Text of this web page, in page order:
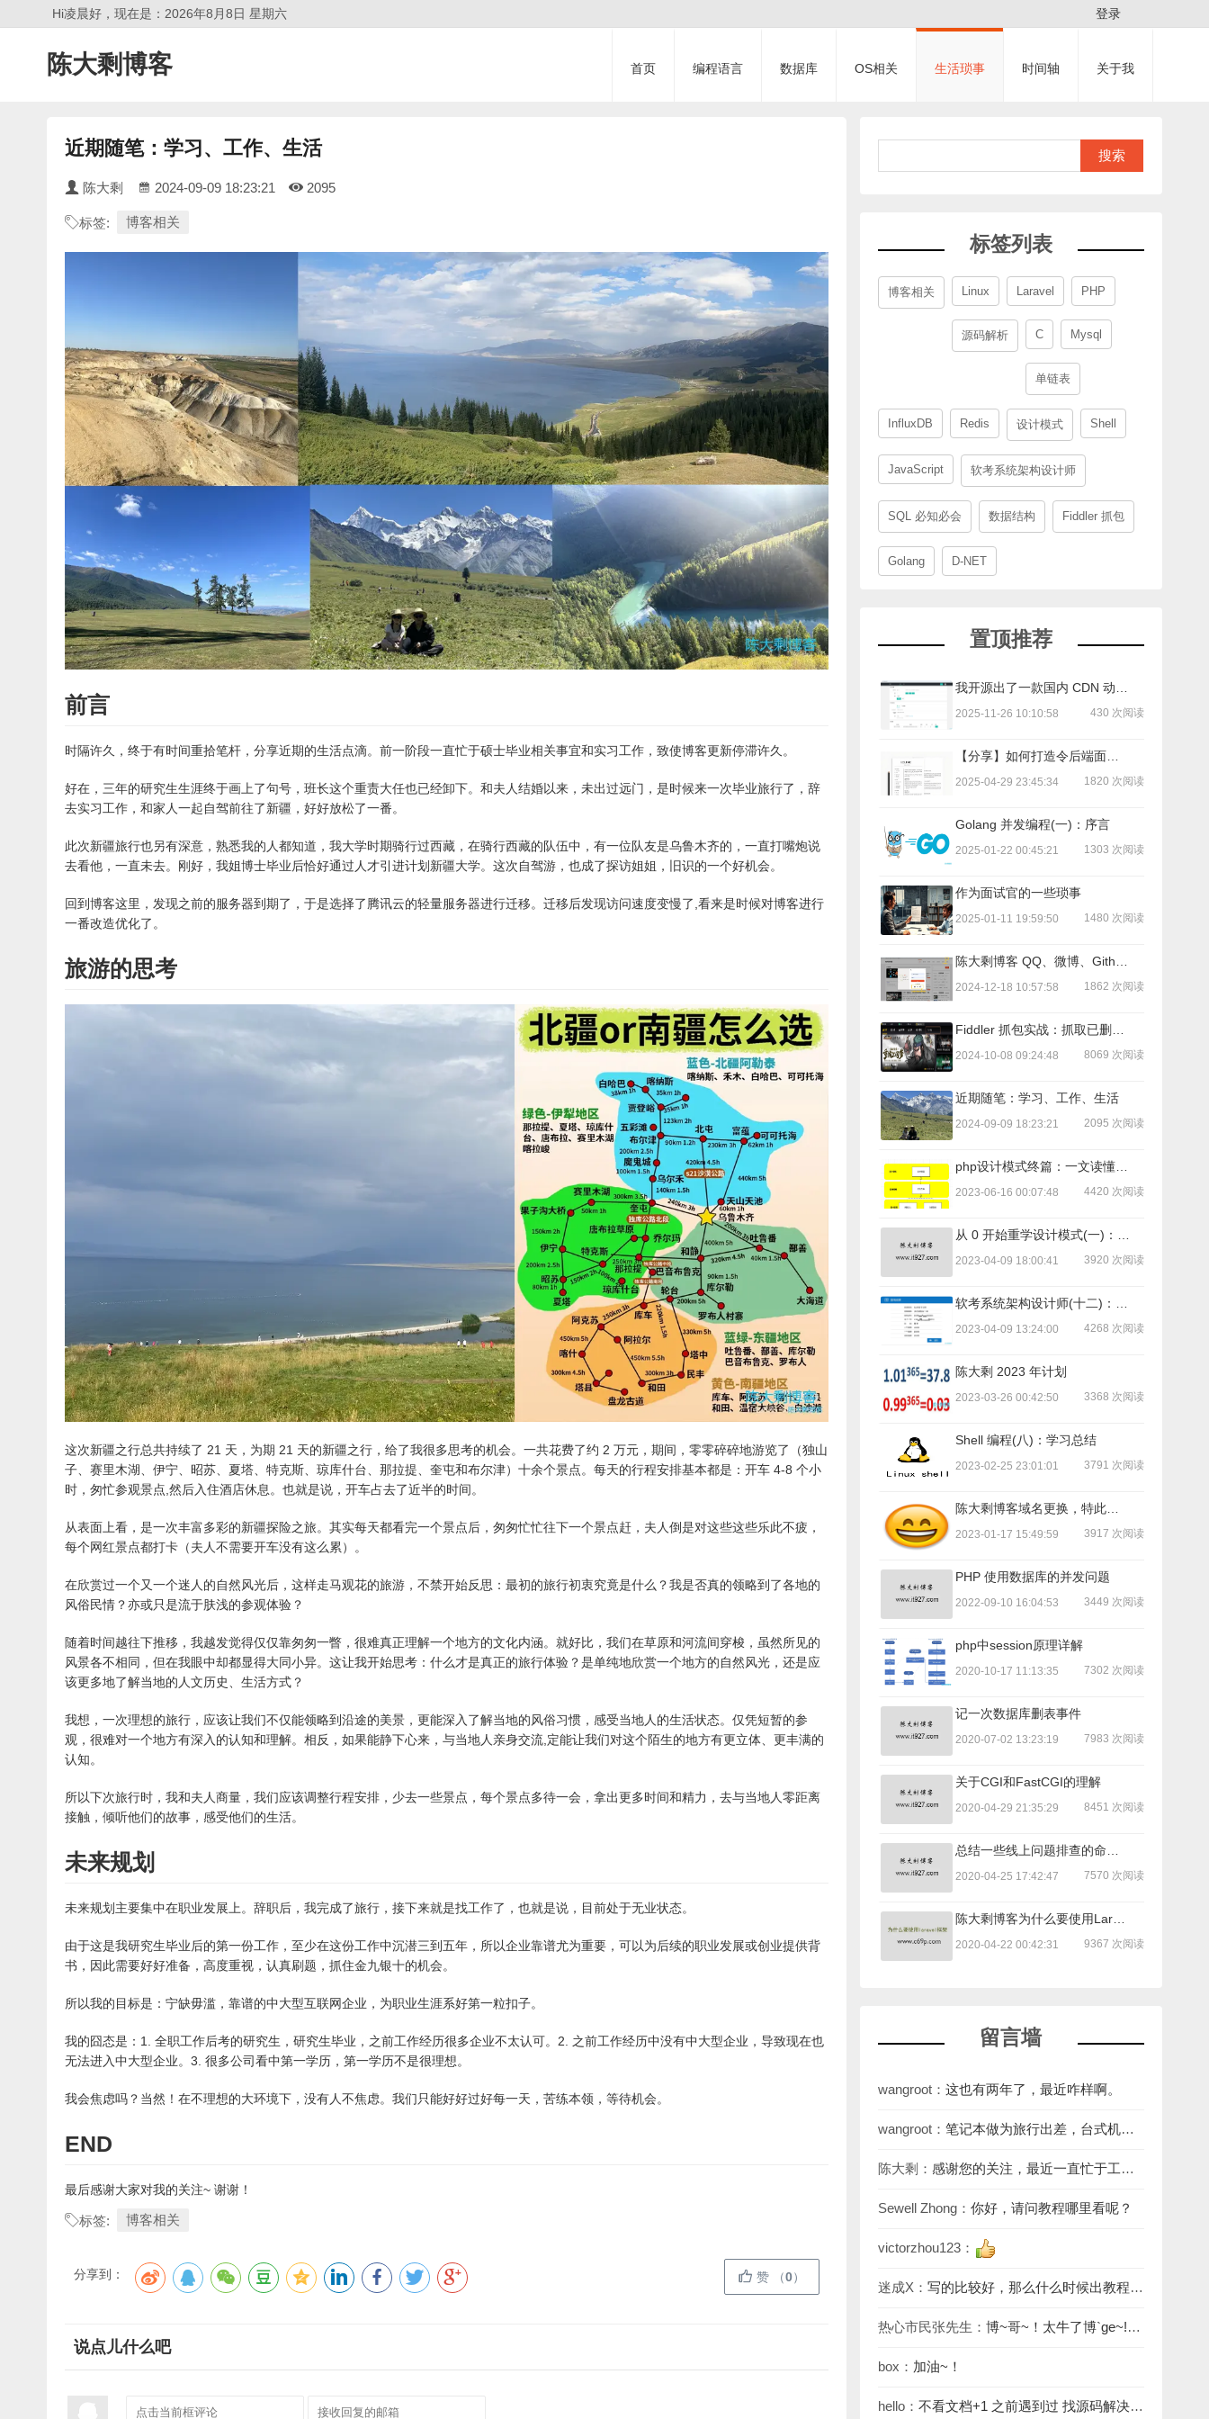
Hi凌晨好，现在是：2026年8月8日 星期六 登录
陈大剩博客 首页 编程语言 数据库 OS相关 生活琐事 时间轴 关于我
近期随笔：学习、工作、生活
陈大剩 2024-09-09 18:23:21 2095
标签: 博客相关
前言
时隔许久，终于有时间重拾笔杆，分享近期的生活点滴。前一阶段一直忙于硕士毕业相关事宜和实习工作，致使博客更新停滞许久。
好在，三年的研究生生涯终于画上了句号，班长这个重责大任也已经卸下。和夫人结婚以来，未出过远门，是时候来一次毕业旅行了，辞
去实习工作，和家人一起自驾前往了新疆，好好放松了一番。
此次新疆旅行也另有深意，熟悉我的人都知道，我大学时期骑行过西藏，在骑行西藏的队伍中，有一位队友是乌鲁木齐的，一直打嘴炮说
去看他，一直未去。刚好，我姐博士毕业后恰好通过人才引进计划新疆大学。这次自驾游，也成了探访姐姐，旧识的一个好机会。
回到博客这里，发现之前的服务器到期了，于是选择了腾讯云的轻量服务器进行迁移。迁移后发现访问速度变慢了,看来是时候对博客进行
一番改造优化了。
旅游的思考
这次新疆之行总共持续了 21 天，为期 21 天的新疆之行，给了我很多思考的机会。一共花费了约 2 万元，期间，零零碎碎地游览了（独山
子、赛里木湖、伊宁、昭苏、夏塔、特克斯、琼库什台、那拉提、奎屯和布尔津）十余个景点。每天的行程安排基本都是：开车 4-8 个小
时，匆忙参观景点,然后入住酒店休息。也就是说，开车占去了近半的时间。
从表面上看，是一次丰富多彩的新疆探险之旅。其实每天都看完一个景点后，匆匆忙忙往下一个景点赶，夫人倒是对这些这些乐此不疲，
每个网红景点都打卡（夫人不需要开车没有这么累）。
在欣赏过一个又一个迷人的自然风光后，这样走马观花的旅游，不禁开始反思：最初的旅行初衷究竟是什么？我是否真的领略到了各地的
风俗民情？亦或只是流于肤浅的参观体验？
随着时间越往下推移，我越发觉得仅仅靠匆匆一瞥，很难真正理解一个地方的文化内涵。就好比，我们在草原和河流间穿梭，虽然所见的
风景各不相同，但在我眼中却都显得大同小异。这让我开始思考：什么才是真正的旅行体验？是单纯地欣赏一个地方的自然风光，还是应
该更多地了解当地的人文历史、生活方式？
我想，一次理想的旅行，应该让我们不仅能领略到沿途的美景，更能深入了解当地的风俗习惯，感受当地人的生活状态。仅凭短暂的参
观，很难对一个地方有深入的认知和理解。相反，如果能静下心来，与当地人亲身交流,定能让我们对这个陌生的地方有更立体、更丰满的
认知。
所以下次旅行时，我和夫人商量，我们应该调整行程安排，少去一些景点，每个景点多待一会，拿出更多时间和精力，去与当地人零距离
接触，倾听他们的故事，感受他们的生活。
未来规划
未来规划主要集中在职业发展上。辞职后，我完成了旅行，接下来就是找工作了，也就是说，目前处于无业状态。
由于这是我研究生毕业后的第一份工作，至少在这份工作中沉潜三到五年，所以企业靠谱尤为重要，可以为后续的职业发展或创业提供背
书，因此需要好好准备，高度重视，认真刷题，抓住金九银十的机会。
所以我的目标是：宁缺毋滥，靠谱的中大型互联网企业，为职业生涯系好第一粒扣子。
我的囧态是：1. 全职工作后考的研究生，研究生毕业，之前工作经历很多企业不太认可。2. 之前工作经历中没有中大型企业，导致现在也
无法进入中大型企业。3. 很多公司看中第一学历，第一学历不是很理想。
我会焦虑吗？当然！在不理想的大环境下，没有人不焦虑。我们只能好好过好每一天，苦练本领，等待机会。
END
最后感谢大家对我的关注~ 谢谢！
标签: 博客相关
分享到： 赞 （0）
说点儿什么吧
搜索
标签列表
博客相关 Linux Laravel PHP
源码解析 C Mysql
单链表
InfluxDB Redis 设计模式 Shell
JavaScript 软考系统架构设计师
SQL 必知必会 数据结构 Fiddler 抓包
Golang D-NET
置顶推荐
2025-11-26 10:10:58 430 次阅读
2025-04-29 23:45:34 1820 次阅读
Golang 并发编程(一)：序言
2025-01-22 00:45:21 1303 次阅读
作为面试官的一些琐事
2025-01-11 19:59:50 1480 次阅读
2024-12-18 10:57:58 1862 次阅读
2024-10-08 09:24:48 8069 次阅读
近期随笔：学习、工作、生活
2024-09-09 18:23:21 2095 次阅读
2023-06-16 00:07:48 4420 次阅读
2023-04-09 18:00:41 3920 次阅读
2023-04-09 13:24:00 4268 次阅读
陈大剩 2023 年计划
2023-03-26 00:42:50 3368 次阅读
Shell 编程(八)：学习总结
2023-02-25 23:01:01 3791 次阅读
2023-01-17 15:49:59 3917 次阅读
PHP 使用数据库的并发问题
2022-09-10 16:04:53 3449 次阅读
php中session原理详解
2020-10-17 11:13:35 7302 次阅读
记一次数据库删表事件
2020-07-02 13:23:19 7983 次阅读
关于CGI和FastCGI的理解
2020-04-29 21:35:29 8451 次阅读
2020-04-25 17:42:47 7570 次阅读
2020-04-22 00:42:31 9367 次阅读
留言墙
wangroot： 这也有两年了，最近咋样啊。
wangroot： 笔记本做为旅行出差，台式机做
陈大剩： 感谢您的关注，最近一直忙于工
Sewell Zhong： 你好，请问教程哪里看呢？
victorzhou123：
迷成X： 写的比较好，那么什么时候出教程
热心市民张先生： 博~哥~！太牛了博`ge~!
box： 加油~！
hello： 不看文档+1 之前遇到过 找源码解决的